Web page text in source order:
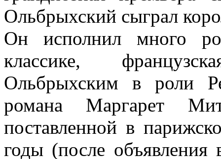
Ольбрыхский сыграл
Он исполнил много
классике,
Ольбрыхским в роли
романа Маргарет
поставленной в
годы (после